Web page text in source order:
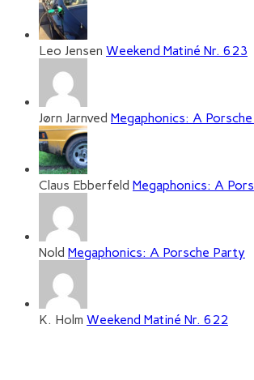
Leo Jensen Weekend Matiné Nr. 623
Jørn Jarnved Megaphonics: A
Claus Ebberfeld Megaphonics: A
Nold Megaphonics: A Porsche Party
K. Holm Weekend Matiné Nr. 622